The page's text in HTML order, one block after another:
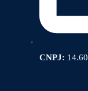
CNPJ: